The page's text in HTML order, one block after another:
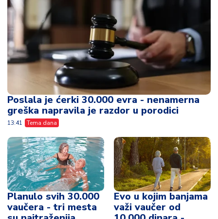
Poslala je ćerki 30.000 evra - nenamerna
greška napravila je razdor u porodici
13:41 Tema dana
Planulo svih 30.000
vaučera - tri mesta
Evo u kojim banjama
važi vaučer od